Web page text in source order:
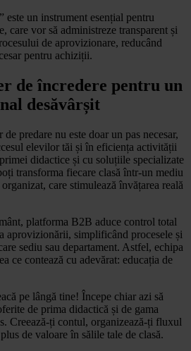
este un instrument esențial pentru
care vor să administreze transparent și
de aprovizionare, reducând
pentru achiziții.
de încredere pentru un
desăvârșit
predare nu este doar un pas necesar,
elevilor tăi și în eficiența activității
didactice și cu soluțiile specializate
transforma fiecare clasă într-un mediu
care stimulează învățarea reală
platforma B2B aduce control total
aprovizionării, simplificând procesele și
sediu sau departament. Astfel, echipa
ce contează cu adevărat: educația de
pe lângă tine! Începe chiar azi să
de prima didactică și de gama
Creează-ți contul, organizează-ți fluxul
de valoare în sălile tale de clasă.